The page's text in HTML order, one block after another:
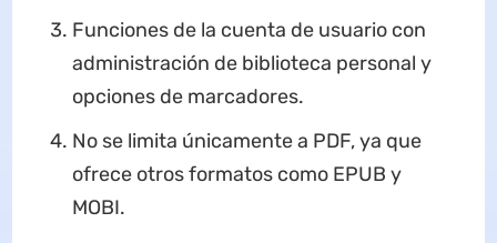
Funciones de la cuenta de usuario con
administración de biblioteca personal y
opciones de marcadores.
No se limita únicamente a PDF, ya que
ofrece otros formatos como EPUB y
MOBI.